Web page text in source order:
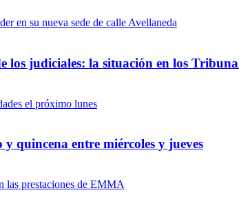
los judiciales: la situación en los
quincena entre miércoles y jueves